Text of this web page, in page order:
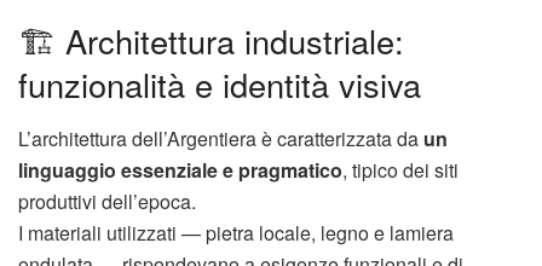
🏗️ Architettura industriale:
funzionalità e identità visiva
L’architettura dell’Argentiera è caratterizzata da un
linguaggio essenziale e pragmatico, tipico dei siti
produttivi dell’epoca.
I materiali utilizzati — pietra locale, legno e lamiera